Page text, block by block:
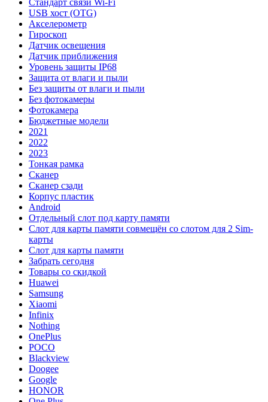
USB хост (OTG)
Акселерометр
Гироскоп
Датчик освещения
Датчик приближения
Уровень защиты IP68
Защита от влаги и пыли
Без защиты от влаги и пыли
Без фотокамеры
Фотокамера
Бюджетные модели
2021
2022
2023
Тонкая рамка
Сканер
Сканер сзади
Корпус пластик
Android
Отдельный слот под карту памяти
Слот для карты памяти совмещён со слотом для 2 Sim-
карты
Слот для карты памяти
Забрать сегодня
Товары со скидкой
Huawei
Samsung
Xiaomi
Infinix
Nothing
OnePlus
POCO
Blackview
Doogee
Google
HONOR